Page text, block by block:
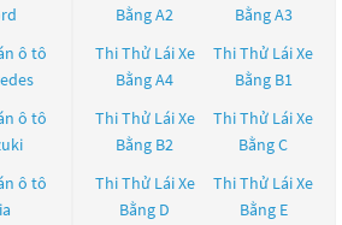
ô tô
ô tô
ô tô
Bằng A2
Bằng A3
Thi Thử Lái Xe
Bằng A4
Thi Thử Lái Xe
Bằng B1
Thi Thử Lái Xe
Bằng B2
Thi Thử Lái Xe
Bằng C
Thi Thử Lái Xe
Bằng D
Thi Thử Lái Xe
Bằng E